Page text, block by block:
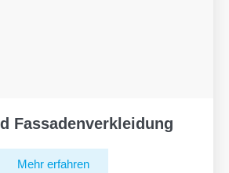
Fassadenverkleidung
Mehr erfahren